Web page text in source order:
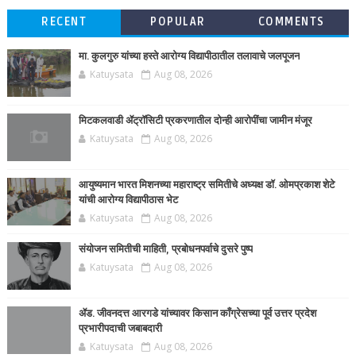
RECENT POPULAR COMMENTS
मा. कुलगुरु यांच्या हस्ते आरोग्य विद्यापीठातील तलावाचे जलपूजन
Katuysata Aug 08, 2026
मिटकलवाडी ॲट्रॉसिटी प्रकरणातील दोन्ही आरोपींचा जामीन मंजूर
Katuysata Aug 08, 2026
आयुष्यमान भारत मिशनच्या महाराष्ट्र समितीचे अध्यक्ष डॉ. ओमप्रकाश शेटे
यांची आरोग्य विद्यापीठास भेट
Katuysata Aug 08, 2026
संयोजन समितीची माहिती, प्रबोधनपर्वाचे दुसरे पुष्प
Katuysata Aug 08, 2026
ॲड. जीवनदत्त आरगडे यांच्यावर किसान काँग्रेसच्या पूर्व उत्तर प्रदेश
प्रभारीपदाची जबाबदारी
Katuysata Aug 08, 2026